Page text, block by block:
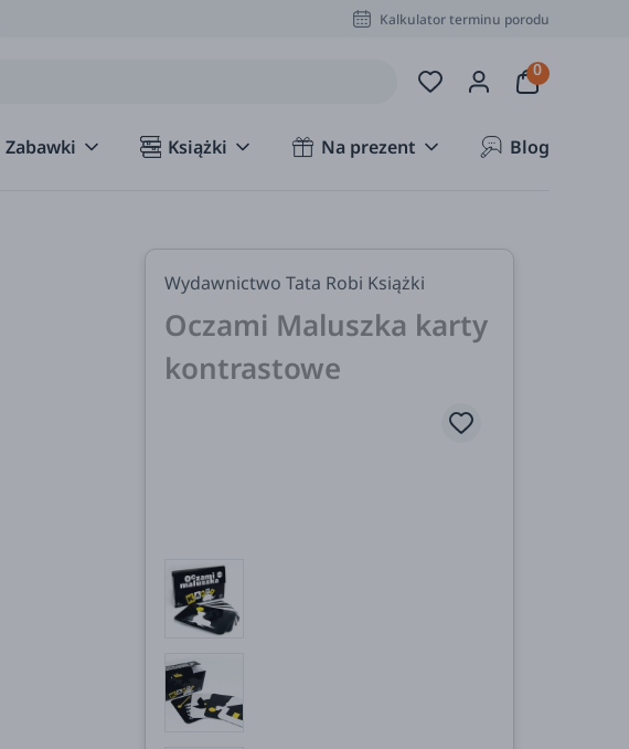
Kalkulator terminu porodu
Zabawki Książki Na prezent Blog
Wydawnictwo Tata Robi Książki
Oczami Maluszka karty
kontrastowe